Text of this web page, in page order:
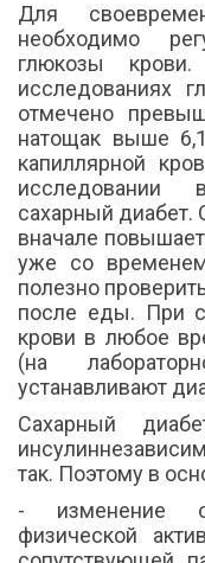
Для
необходимо
глюкозы
исследованиях
отмечено
натощак выше
капиллярной
исследовании
сахарный
вначале
уже со
полезно
после еды. При
крови в любое
(на
устанавливают
Сахарный
так. Поэтому в
- изменение
физической